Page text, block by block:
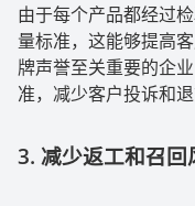
由于每个产品都经过
量标准，这能够提高
牌声誉至关重要的企业
准，减少客户投诉和退
3. 减少返工和召回